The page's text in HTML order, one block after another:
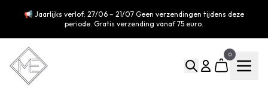
📢 Jaarlijks verlof: 27/06 – 21/07 Geen verzendingen tijdens deze
periode. Gratis verzending vanaf 75 euro.
0